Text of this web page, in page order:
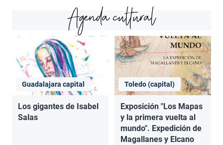
Agenda cultural
Guadalajara capital
Los gigantes de Isabel
Salas
Toledo (capital)
Exposición "Los Mapas
y la primera vuelta al
mundo". Expedición de
Magallanes y Elcano